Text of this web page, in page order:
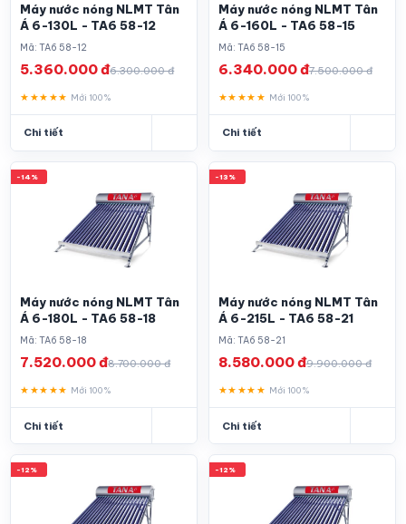
Máy nước nóng NLMT Tân
Á 6-130L - TA6 58-12
Mã: TA6 58-12
6.300.000 đ
5.360.000 đ
★★★★★ Mới 100%
Chi tiết
Máy nước nóng NLMT Tân
Á 6-160L - TA6 58-15
Mã: TA6 58-15
7.500.000 đ
6.340.000 đ
★★★★★ Mới 100%
Chi tiết
-14%
Máy nước nóng NLMT Tân
Á 6-180L - TA6 58-18
Mã: TA6 58-18
8.700.000 đ
7.520.000 đ
★★★★★ Mới 100%
Chi tiết
-13%
Máy nước nóng NLMT Tân
Á 6-215L - TA6 58-21
Mã: TA6 58-21
9.900.000 đ
8.580.000 đ
★★★★★ Mới 100%
Chi tiết
-12% -12%